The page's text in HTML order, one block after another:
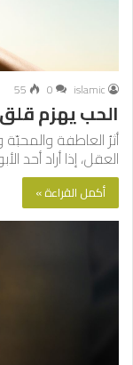
islamic
0
55
الحب يهزم
أثرُ العاطفة والمحبّة
العقل، إذا أراد أحد
أكمل القراءة »